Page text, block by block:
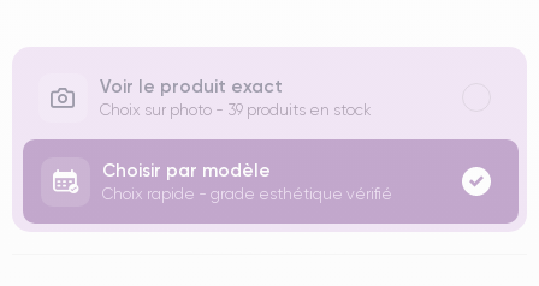
Voir le produit exact
Choix sur photo - 39 produits en stock
Choisir par modèle
Choix rapide - grade esthétique vérifié